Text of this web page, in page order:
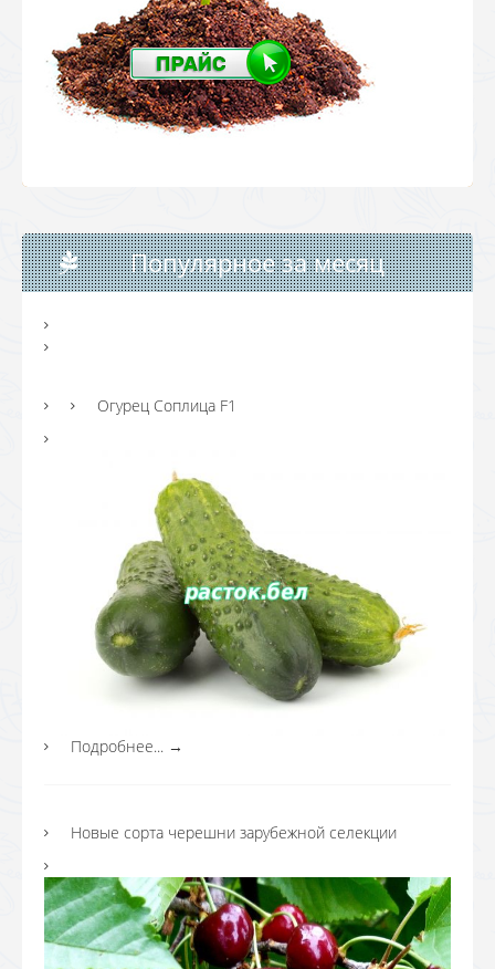
Популярное за месяц
Огурец Соплица F1
Подробнее... →
Новые сорта черешни зарубежной селекции